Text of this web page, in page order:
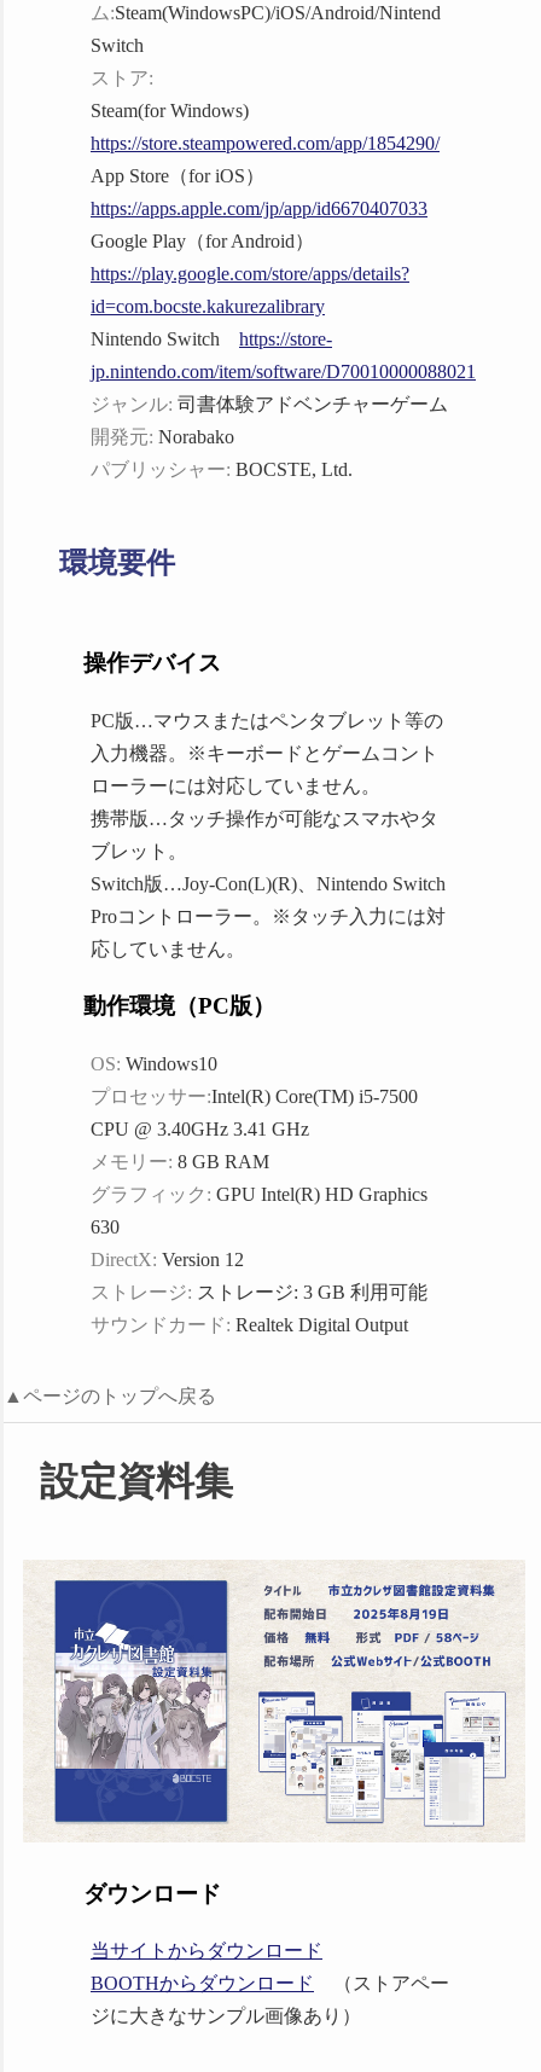
ム:Steam(WindowsPC)/iOS/Android/Nintend
Switch
ストア:
Steam(for Windows)
https://store.steampowered.com/app/1854290/
App Store（for iOS）
https://apps.apple.com/jp/app/id6670407033
Google Play（for Android）
https://play.google.com/store/apps/details?
id=com.bocste.kakurezalibrary
Nintendo Switch https://store-
jp.nintendo.com/item/software/D70010000088021
ジャンル: 司書体験アドベンチャーゲーム
開発元: Norabako
パブリッシャー: BOCSTE, Ltd.
環境要件
操作デバイス
PC版…マウスまたはペンタブレット等の
入力機器。※キーボードとゲームコント
ローラーには対応していません。
携帯版…タッチ操作が可能なスマホやタ
ブレット。
Switch版…Joy-Con(L)(R)、Nintendo Switch
Proコントローラー。※タッチ入力には対
応していません。
動作環境（PC版）
OS: Windows10
プロセッサー:Intel(R) Core(TM) i5-7500
CPU @ 3.40GHz 3.41 GHz
メモリー: 8 GB RAM
グラフィック: GPU Intel(R) HD Graphics
630
DirectX: Version 12
ストレージ: ストレージ: 3 GB 利用可能
サウンドカード: Realtek Digital Output
▲ページのトップへ戻る
設定資料集
ダウンロード
当サイトからダウンロード
BOOTHからダウンロード
（ストアペー
ジに大きなサンプル画像あり）